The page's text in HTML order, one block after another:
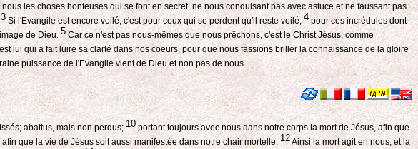
les choses honteuses qui se font en secret, ne nous conduisant pas avec astuce et ne faussant pas
3 Si l'Evangile est encore voilé, c'est pour ceux qui se perdent qu'il reste voilé,4pour ces incrédules dont
de Dieu.5 Car ce n'est pas nous-mêmes que nous prêchons, c'est le Christ Jésus, comme
lui qui a fait luire sa clarté dans nos coeurs, pour que nous fassions briller la connaissance de la gloire
puissance de l'Evangile vient de Dieu et non pas de nous.
abattus, mais non perdus; 10 portant toujours avec nous dans notre corps la mort de Jésus, afin que
que la vie de Jésus soit aussi manifestée dans notre chair mortelle. 12Ainsi la mort agit en nous, et la